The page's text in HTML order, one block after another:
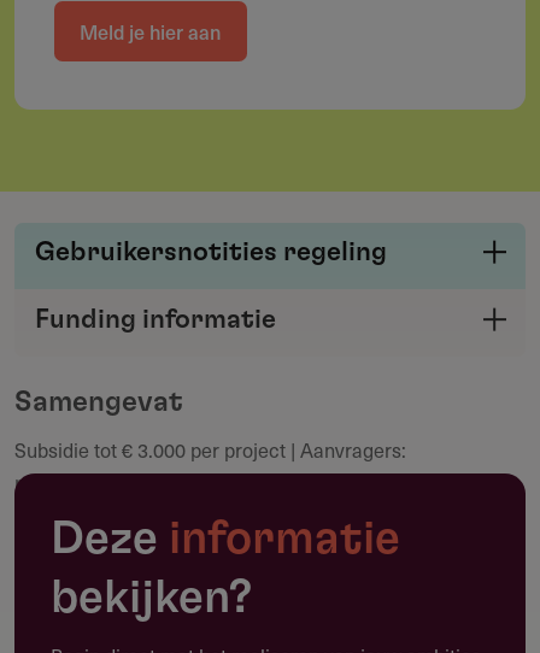
Meld je hier aan
Samengevat
Subsidie tot € 3.000 per project | Aanvragers:
poporganisaties en muzikanten in Limburg | Doorlopend
aanvragen in 2026 | Maximaal 50% van de
projectbegroting
Gebruikersnotities regeling
verstrekker met de Fondswervingonline
Maak een notitie
Funding informatie
Deze informatie
bekijken?